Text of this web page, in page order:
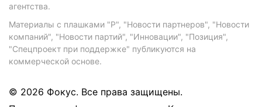
агентства.
Материалы с плашками "Р", "Новости партнеров", "Новости
компаний", "Новости партий", "Инновации", "Позиция",
"Спецпроект при поддержке" публикуются на
коммерческой основе.
© 2026 Фокус. Все права защищены.